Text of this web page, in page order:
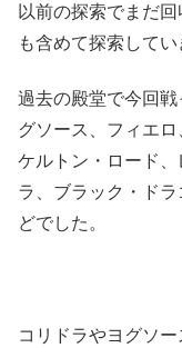
以前の探索でまだ
も含めて探索してい
過去の殿堂で今回
グソース、フィエ
ケルトン・ロード
ラ、ブラック・ド
どでした。
コリドラやヨグソ